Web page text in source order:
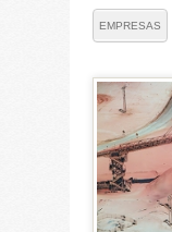
EMPRESAS